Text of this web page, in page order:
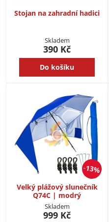
Stojan na zahradní hadici
Skladem
390 Kč
Do košíku
13%
Velký plážový slunečník
Q74C | modrý
Skladem
999 Kč